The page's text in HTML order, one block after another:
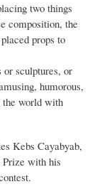
two things
composition, the
props to
sculptures, or
humorous,
the world with
Kebs Cayabyab,
with his